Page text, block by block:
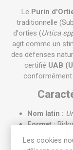
Le Purin
traditionnelle
d'orties (Urtica
agit comme un
des défenses
certifié UAB
conformément
Nom latin :
Format :
Usage :
Les cookies